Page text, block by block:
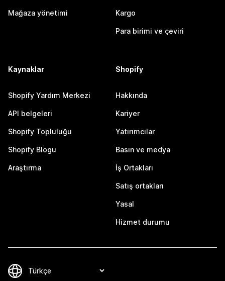
Mağaza yönetimi Kargo
Para birimi ve çeviri
Kaynaklar
Shopify Yardım Merkezi
API belgeleri
Shopify Topluluğu
Shopify Blogu
Araştırma
Shopify
Hakkında
Kariyer
Yatırımcılar
Basın ve medya
İş Ortakları
Satış ortakları
Yasal
Hizmet durumu